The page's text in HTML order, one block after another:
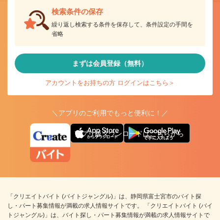
検索条件の保存
繰り返し検索する条件を保存して、条件設定の手間を
省略
まずは会員登録（無料）
アカウントをお持ちの方 ログインはこちら＞
＼アプリのご利用でもっと便利に！／
アプリ版ダウンロードはこちらから
「クリエイトバイト (バイトジャングル)」は、静岡県富士宮市のバイト探
し・パート募集情報が満載の求人情報サイトです。 「クリエイトバイト (バイ
トジャングル)」は、バイト探し・パート募集情報が満載の求人情報サイトで